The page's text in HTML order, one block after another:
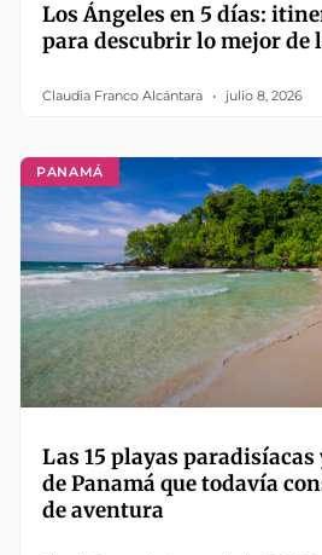
Los Ángeles en 5 días:
para descubrir lo mejor de
Claudia Franco Alcántara julio 8, 2026
PANAMÁ
Las 15 playas paradisíacas
de Panamá que todavía
de aventura